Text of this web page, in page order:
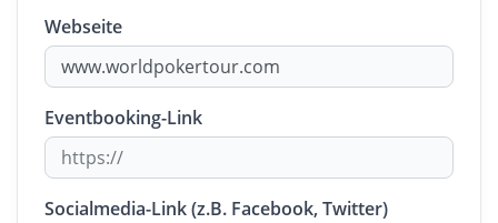
Webseite
Eventbooking-Link
Socialmedia-Link (z.B. Facebook, Twitter)